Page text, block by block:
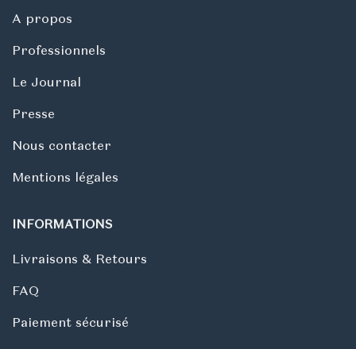
A propos
Professionnels
Le Journal
Presse
Nous contacter
Mentions légales
INFORMATIONS
Livraisons & Retours
FAQ
Paiement sécurisé